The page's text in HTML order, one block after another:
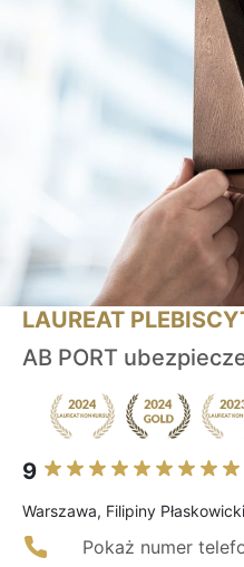
LAUREAT
AB PORT
9
Warszawa, Filipiny
Pokaż numer